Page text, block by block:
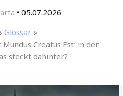
• 05.07.2026
Glossar
Creatus Est‘ in der
steckt dahinter?